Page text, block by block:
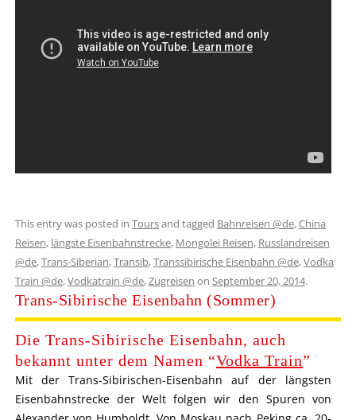
This entry was posted in Toursand tagged Bahnreisen @de,China
Reisen, längste Eisenbahnstrecke, Mongolei Reisen, Russlandreisen
@de,Trans-Siberian,Transib,Transsibirische Eisenbahn @de,Vodka
Train @de,Vodkatrain @de,Zugreisen on September 20, 2014.
Trans-Sibirische Eisenbahn (Sommer)
Die Trans-Sibirische Eisenbahn, auch
bekannt unter dem Namen “Vodka Train”
Mit der Trans-Sibirischen-Eisenbahn auf der längsten
Eisenbahnstrecke der Welt folgen wir den Spuren von